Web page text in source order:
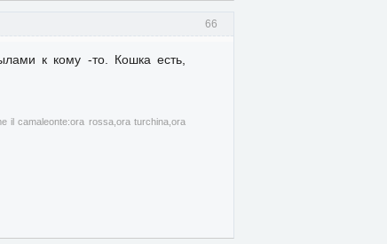
66
к кому -то. Кошка есть,
il camaleonte:ora rossa,ora turchina,ora